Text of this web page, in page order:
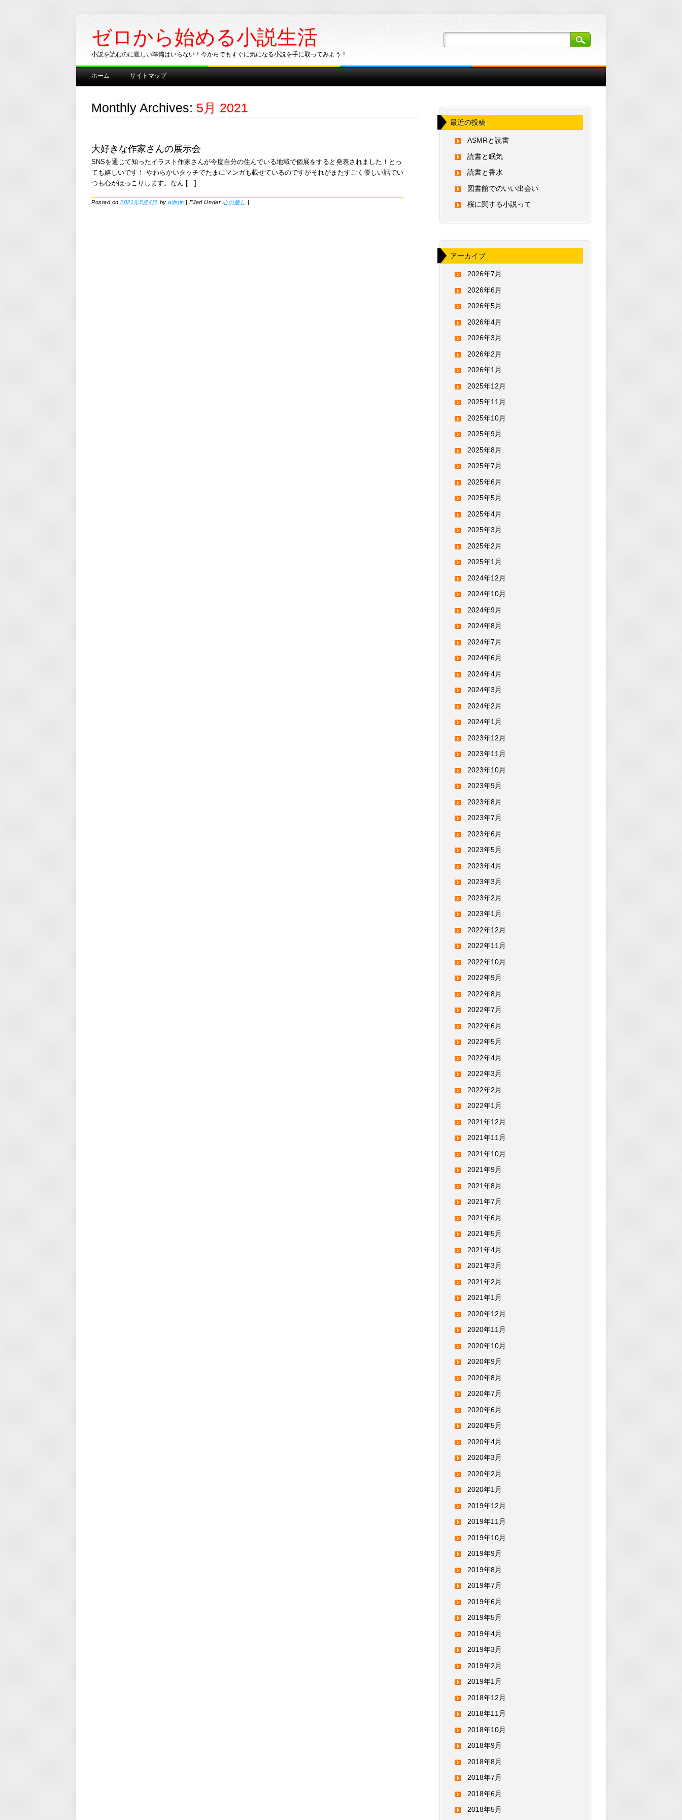
ゼロから始める小説生活
小説を読むのに難しい準備はいらない！今からでもすぐに気になる小説を手に取ってみよう！
Main menu
Skip
ホーム サイトマップ
Monthly Archives: 5月 2021
大好きな作家さんの展示会
SNSを通じて知ったイラスト作家さんが今度自分の住んでいる地域で個展をすると発表されました！とっ
ても嬉しいです！ やわらかいタッチでたまにマンガも載せているのですがそれがまたすごく優しい話でい
つも心がほっこりします。なん […]
Posted on2021年5月4日 byadmin |Filed Under 心の癒し |
最近の投稿
ASMRと読書
読書と眠気
読書と香水
図書館でのいい出会い
桜に関する小説って
アーカイブ
2026年7月
2026年6月
2026年5月
2026年4月
2026年3月
2026年2月
2026年1月
2025年12月
2025年11月
2025年10月
2025年9月
2025年8月
2025年7月
2025年6月
2025年5月
2025年4月
2025年3月
2025年2月
2025年1月
2024年12月
2024年10月
2024年9月
2024年8月
2024年7月
2024年6月
2024年4月
2024年3月
2024年2月
2024年1月
2023年12月
2023年11月
2023年10月
2023年9月
2023年8月
2023年7月
2023年6月
2023年5月
2023年4月
2023年3月
2023年2月
2023年1月
2022年12月
2022年11月
2022年10月
2022年9月
2022年8月
2022年7月
2022年6月
2022年5月
2022年4月
2022年3月
2022年2月
2022年1月
2021年12月
2021年11月
2021年10月
2021年9月
2021年8月
2021年7月
2021年6月
2021年5月
2021年4月
2021年3月
2021年2月
2021年1月
2020年12月
2020年11月
2020年10月
2020年9月
2020年8月
2020年7月
2020年6月
2020年5月
2020年4月
2020年3月
2020年2月
2020年1月
2019年12月
2019年11月
2019年10月
2019年9月
2019年8月
2019年7月
2019年6月
2019年5月
2019年4月
2019年3月
2019年2月
2019年1月
2018年12月
2018年11月
2018年10月
2018年9月
2018年8月
2018年7月
2018年6月
2018年5月